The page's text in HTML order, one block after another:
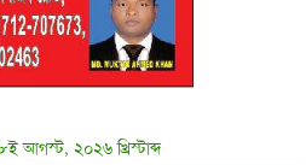
আগস্ট, ২০২৬ খ্রিস্টাব্দ